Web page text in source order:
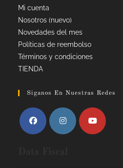
Mi cuenta
Nosotros (nuevo)
Novedades del mes
Políticas de reembolso
Términos y condiciones
TIENDA
Siganos En Nuestras Redes